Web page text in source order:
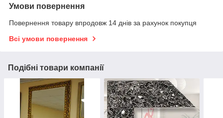
Умови повернення
Повернення товару впродовж 14 днів за рахунок покупця
Всі умови повернення
Подібні товари компанії